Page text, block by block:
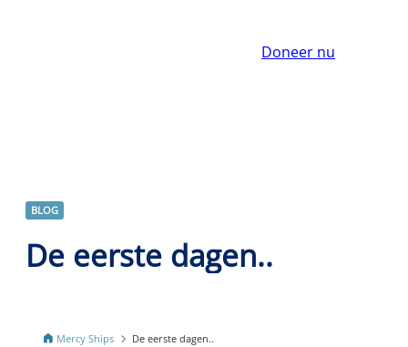
Doneer nu
BLOG
De eerste dagen..
Mercy Ships De eerste dagen..